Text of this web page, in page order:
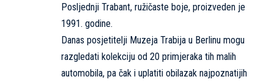
Posljednji Trabant, ružičaste boje, proizveden je
1991. godine.
Danas posjetitelji Muzeja Trabija u Berlinu mogu
razgledati kolekciju od 20 primjeraka tih malih
automobila, pa čak i uplatiti obilazak najpoznatijih